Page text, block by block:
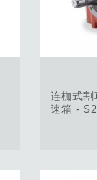
连枷式割
速箱 -